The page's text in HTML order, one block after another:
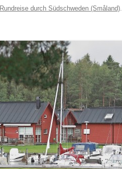
Rundreise durch Südschweden (Småland).